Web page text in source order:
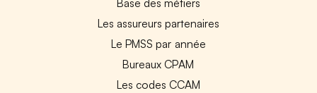
Les assureurs partenaires
Le PMSS par année
Bureaux CPAM
Les codes CCAM